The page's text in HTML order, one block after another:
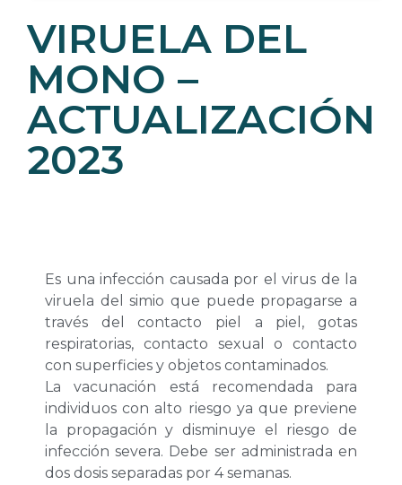
VIRUELA DEL
MONO –
ACTUALIZACIÓN
2023
Es una infección causada por el virus de la
viruela del simio que puede propagarse a
través del contacto piel a piel, gotas
respiratorias, contacto sexual o contacto
con superficies y objetos contaminados.
La vacunación está recomendada para
individuos con alto riesgo ya que previene
la propagación y disminuye el riesgo de
infección severa. Debe ser administrada en
dos dosis separadas por 4 semanas.